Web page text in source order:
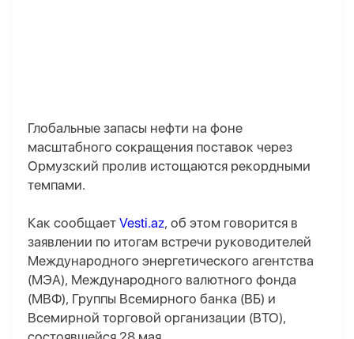
Глобальные запасы нефти на фоне
масштабного сокращения поставок через
Ормузский пролив истощаются рекордными
темпами.
Как сообщает Vesti.az, об этом говорится в
заявлении по итогам встречи руководителей
Международного энергетического агентства
(МЭА), Международного валютного фонда
(МВФ), Группы Всемирного банка (ВБ) и
Всемирной торговой организации (ВТО),